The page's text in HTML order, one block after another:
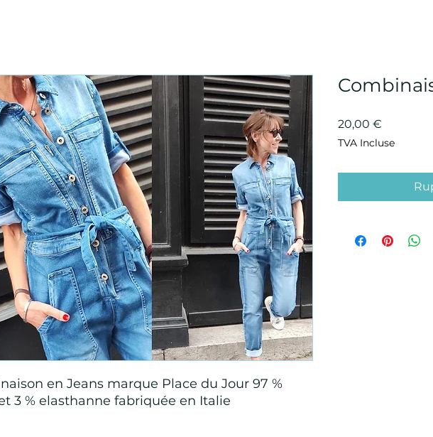
en Jeans marque Place du Jour 97 %
3 % elasthanne fabriquée en Italie
20,00 €
TVA Incluse